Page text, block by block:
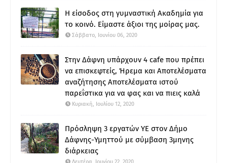
Η είσοδος στη γυμναστική Ακαδημία για
το κοινό. Είμαστε άξιοι της μοίρας μας.
Σάββατο, Ιουνίου 06, 2020
Στην Δάφνη υπάρχουν 4 cafe που πρέπει
να επισκεφτείς, Ήρεμα και Αποτελέσματα
αναζήτησης Αποτελέσματα ιστού
παρεΐστικα για να φας και να πιεις καλά
Κυριακή, Ιουλίου 12, 2020
Πρόσληψη 3 εργατών ΥΕ στον Δήμο
Δάφνης-Υμηττού με σύμβαση 3μηνης
διάρκειας